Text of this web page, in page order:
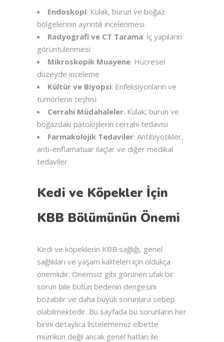
Endoskopi: Kulak, burun ve boğaz
bölgelerinin ayrıntılı incelenmesi
Radyografi ve CT Tarama: İç yapıların
görüntülenmesi
Mikroskopik Muayene: Hücresel
düzeyde inceleme
Kültür ve Biyopsi: Enfeksiyonların ve
tümörlerin teşhisi
Cerrahi Müdahaleler: Kulak, burun ve
boğazdaki patolojilerin cerrahi tedavisi
Farmakolojik Tedaviler: Antibiyotikler,
anti-enflamatuar ilaçlar ve diğer medikal
tedaviler
Kedi ve Köpekler İçin
KBB Bölümünün Önemi
Kedi ve köpeklerin KBB sağlığı, genel
sağlıkları ve yaşam kaliteleri için oldukça
önemlidir. Önemsiz gibi görünen ufak bir
sorun bile bütün bedenin dengesini
bozabilir ve daha büyük sorunlara sebep
olabilmektedir. Bu sayfada bu sorunların her
birini detaylıca listelememiz elbette
mümkün değil ancak genel hatları ile